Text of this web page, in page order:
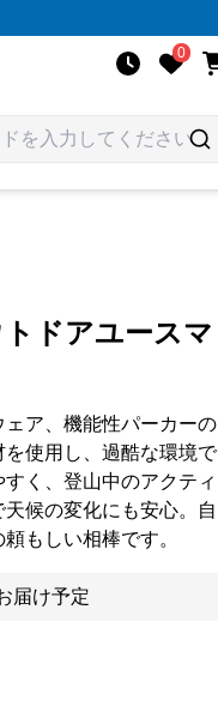
0
ドアユースマ
ア、機能性パーカーの
使用し、過酷な環境で
く、登山中のアクティ
候の変化にも安心。自
もしい相棒です。
届け予定